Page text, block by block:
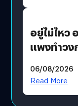
อยู่ไม่ไหว
แพงทำวง
?
06/08/2026
Read More